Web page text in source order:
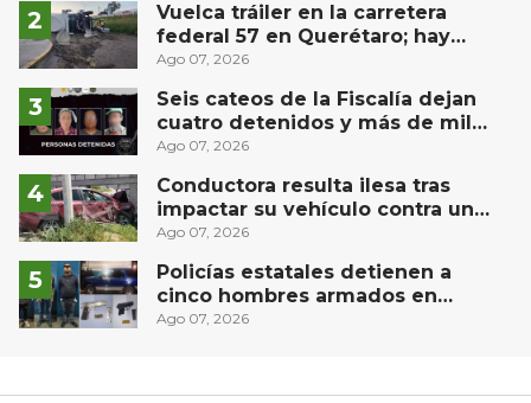
Vuelca tráiler en la carretera
federal 57 en Querétaro; hay
derrame de combustible
Ago 07, 2026
Seis cateos de la Fiscalía dejan
cuatro detenidos y más de mil
dosis aseguradas en Querétaro
Ago 07, 2026
Conductora resulta ilesa tras
impactar su vehículo contra un
muro en Huimilpan
Ago 07, 2026
Policías estatales detienen a
cinco hombres armados en
Puebla capital
Ago 07, 2026